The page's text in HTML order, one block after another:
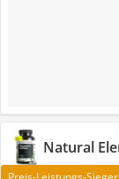
Natural